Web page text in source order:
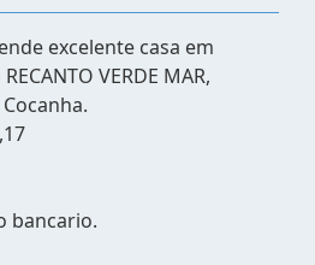
excelente casa em
VERDE MAR,
bancario.